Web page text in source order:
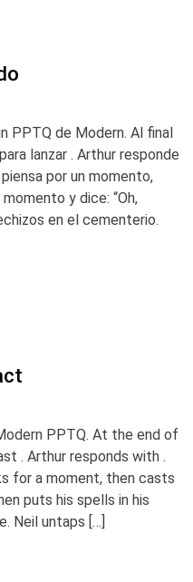
PPTQ de Modern. Al final
lanzar . Arthur responde
por un momento,
y dice: “Oh,
en el cementerio.
PPTQ. At the end of
. Arthur responds with .
for a moment, then casts
puts his spells in his
Neil untaps […]